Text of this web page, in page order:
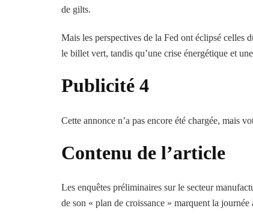
de gilts.
Mais les perspectives de la Fed ont éclipsé celles
le billet vert, tandis qu’une crise énergétique et
Publicité 4
Cette annonce n’a pas encore été chargée, mais
Contenu de l’article
Les enquêtes préliminaires sur le secteur
de son « plan de croissance » marquent la journée